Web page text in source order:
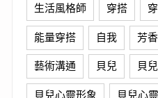
生活風格師 穿搭
能量穿搭 自我 芳
藝術溝通 貝兒 貝
貝兒心靈形象 貝兒心